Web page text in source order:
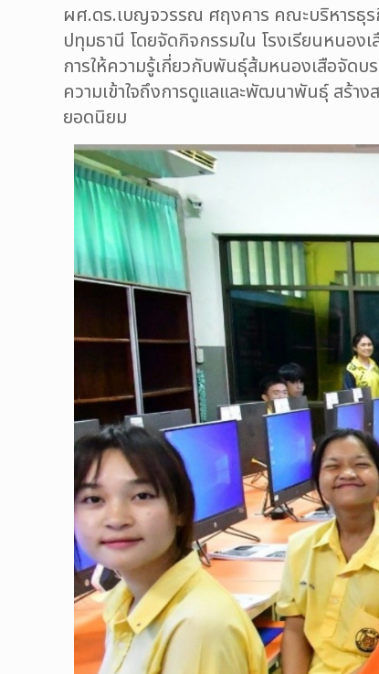
ผศ.ดร.เบญจวรรณ ศฤงคาร คณะบริหารธุ
ปทุมธานี โดยจัดกิจกรรมใน โรงเรียนหนอง
การให้ความรู้เกี่ยวกับพันธุ์ส้มหนองเสือจัด
ความเข้าใจถึงการดูแลและพัฒนาพันธุ์ สร้า
ยอดนิยม